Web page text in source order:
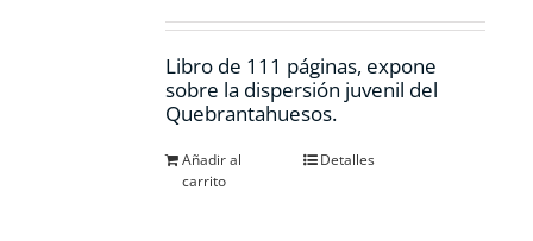
Libro de 111 páginas, expone
sobre la dispersión juvenil del
Quebrantahuesos.
Añadir al
carrito
Detalles